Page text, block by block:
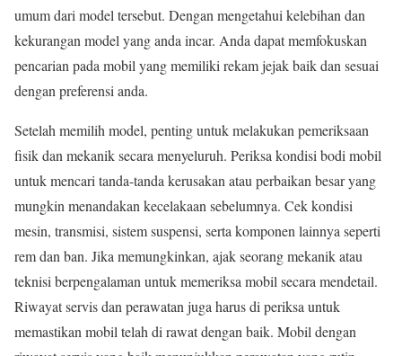
umum dari model tersebut. Dengan mengetahui kelebihan dan
kekurangan model yang anda incar. Anda dapat memfokuskan
pencarian pada mobil yang memiliki rekam jejak baik dan sesuai
dengan preferensi anda.
Setelah memilih model, penting untuk melakukan pemeriksaan
fisik dan mekanik secara menyeluruh. Periksa kondisi bodi mobil
untuk mencari tanda-tanda kerusakan atau perbaikan besar yang
mungkin menandakan kecelakaan sebelumnya. Cek kondisi
mesin, transmisi, sistem suspensi, serta komponen lainnya seperti
rem dan ban. Jika memungkinkan, ajak seorang mekanik atau
teknisi berpengalaman untuk memeriksa mobil secara mendetail.
Riwayat servis dan perawatan juga harus di periksa untuk
memastikan mobil telah di rawat dengan baik. Mobil dengan